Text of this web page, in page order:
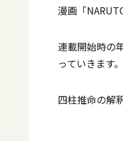
漫画「
連載開始時の
っていきます。
四柱推命の解